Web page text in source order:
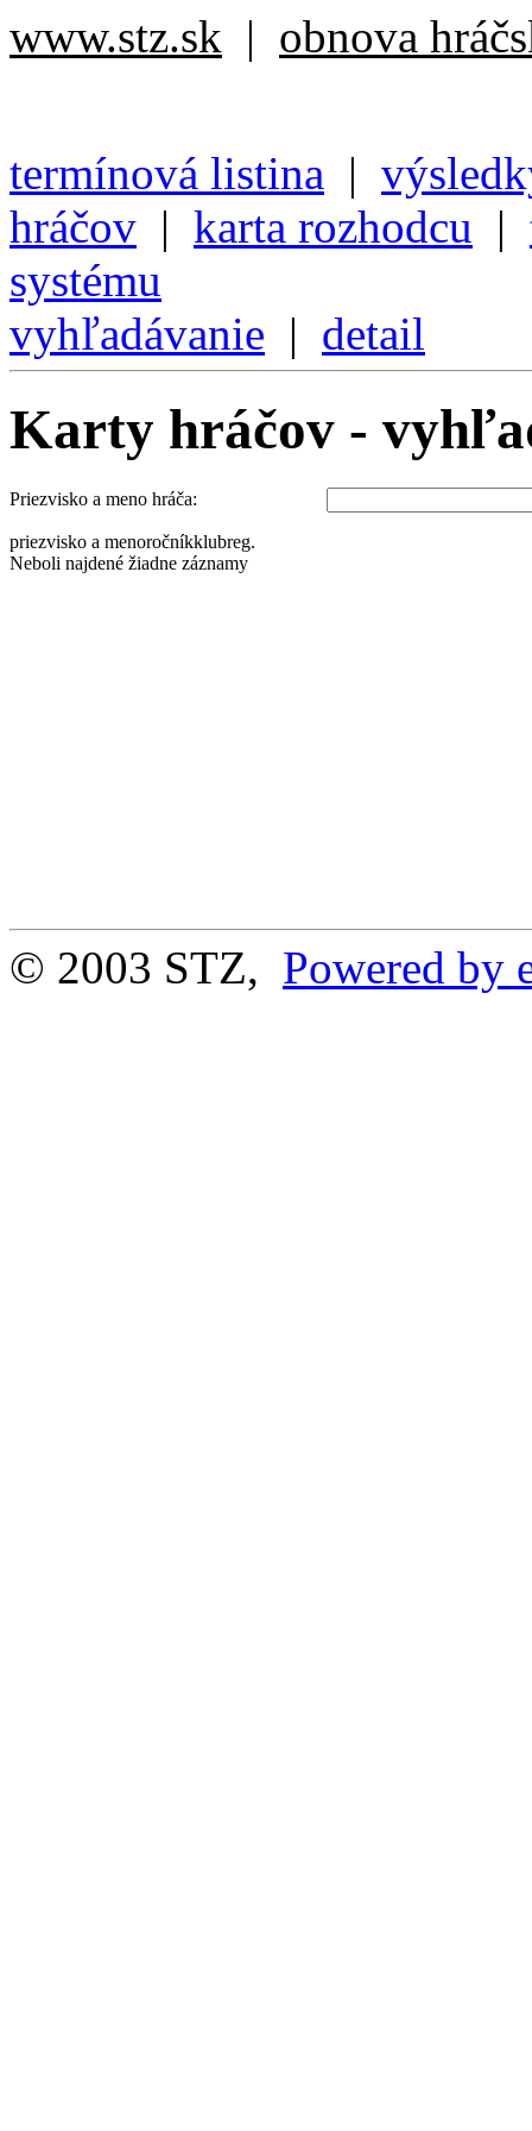
www.stz.sk | obnova
termínová listina |
hráčov | karta rozhodcu |
systému
vyhľadávanie | detail
Karty hráčov -
Priezvisko a meno hráča:
priezvisko a menoročníkklubreg.
Neboli najdené žiadne záznamy
© 2003 STZ, Powered by